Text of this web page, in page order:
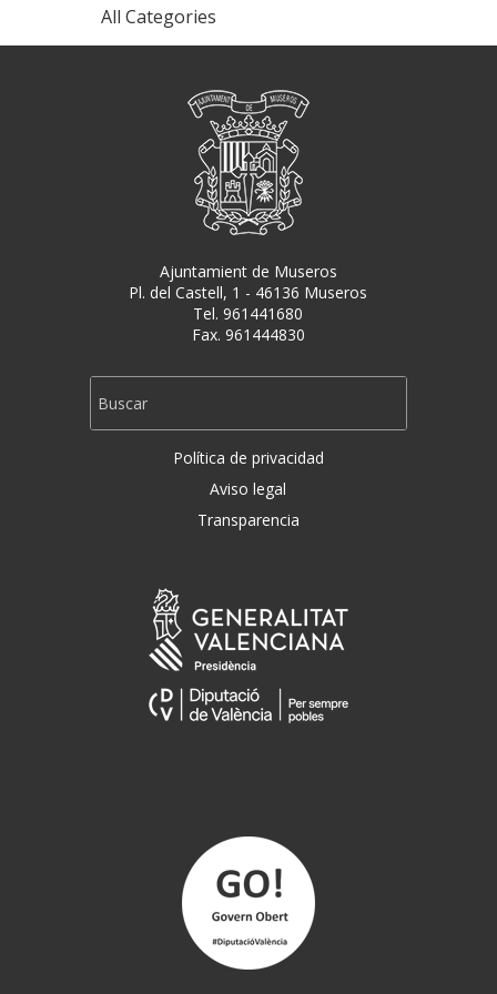
All Categories
Ajuntamient de Museros
Pl. del Castell, 1 - 46136 Museros
Tel. 961441680
Fax. 961444830
Política de privacidad
Aviso legal
Transparencia